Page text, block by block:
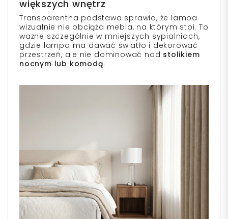
większych wnętrz
Transparentna podstawa sprawia, że lampa
wizualnie nie obciąża mebla, na którym stoi. To
ważne szczególnie w mniejszych sypialniach,
gdzie lampa ma dawać światło i dekorować
przestrzeń, ale nie dominować nad stolikiem
nocnym lub komodą.